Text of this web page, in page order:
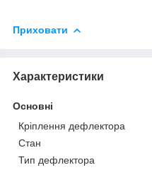
Приховати
Характеристики
Основні
Кріплення дефлектора
Стан
Тип дефлектора